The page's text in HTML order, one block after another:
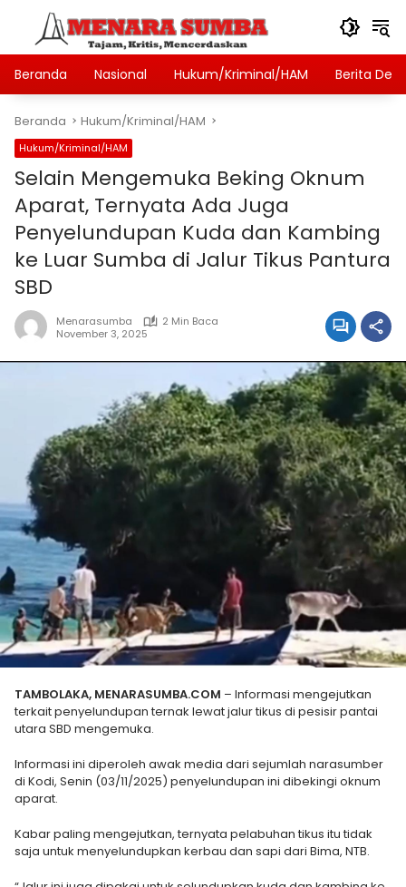
Langsung
konten
Beranda
Nasional Hukum/Kriminal/HAM Berita Desa
Beranda Hukum/Kriminal/HAM
Hukum/Kriminal/HAM
Selain Mengemuka Beking Oknum
Aparat, Ternyata Ada Juga
Penyelundupan Kuda dan Kambing
ke Luar Sumba di Jalur Tikus Pantura
SBD
Menarasumba
2 Min Baca
November 3, 2025
TAMBOLAKA, MENARASUMBA.COM – Informasi mengejutkan
terkait penyelundupan ternak lewat jalur tikus di pesisir pantai
utara SBD mengemuka.
Informasi ini diperoleh awak media dari sejumlah narasumber
di Kodi, Senin (03/11/2025) penyelundupan ini dibekingi oknum
aparat.
Kabar paling mengejutkan, ternyata pelabuhan tikus itu tidak
saja untuk menyelundupkan kerbau dan sapi dari Bima, NTB.